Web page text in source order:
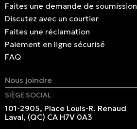
Faites une demande de soumission
Discutez avec un courtier
Faites une réclamation
Paiement en ligne sécurisé
FAQ
Nous joindre
SIÈGE SOCIAL
101-2905, Place Louis-R. Renaud
Laval, (QC) CA H7V 0A3